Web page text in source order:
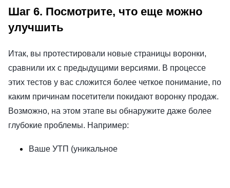
Шаг 6. Посмотрите, что еще можно
улучшить
Итак, вы протестировали новые страницы воронки,
сравнили их с предыдущими версиями. В процессе
этих тестов у вас сложится более четкое понимание, по
каким причинам посетители покидают воронку продаж.
Возможно, на этом этапе вы обнаружите даже более
глубокие проблемы. Например:
Ваше УТП (уникальное